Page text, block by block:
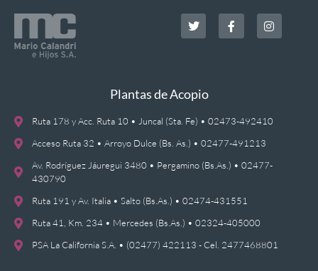
Plantas de Acopio
Ruta 178 y Acc. Ruta 10 • Juncal (Sta. Fe) • 02473-492410
Acceso Ruta 32 • Arroyo Dulce (Bs. As.) • 02477-491213
Av. Rodríguez Jáuregui 3480 • Pergamino (Bs.As.) • 02477-
430790
Ruta 191 y Av. Italia • Salto (Bs.As.) • 02474-431551
Ruta 41, Km. 234 • Mercedes (Bs.As.) • 02324-405000
PSA La California S.A. • (02477) 422113 - Cel. 2477468801